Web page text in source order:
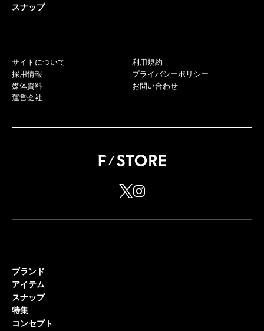
スナップ
サイトについて
採用情報
媒体資料
運営会社
利用規約
プライバシーポリシー
お問い合わせ
ブランド
アイテム
スナップ
特集
コンセプト